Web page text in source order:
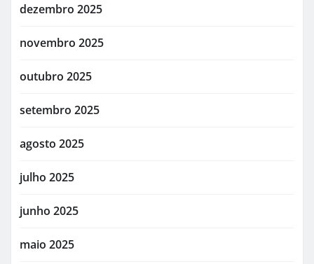
dezembro 2025
novembro 2025
outubro 2025
setembro 2025
agosto 2025
julho 2025
junho 2025
maio 2025